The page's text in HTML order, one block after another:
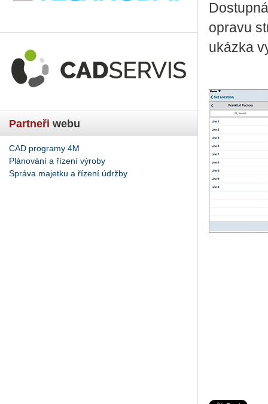
Partneři webu
CAD programy 4M
Plánování a řízení výroby
Správa majetku a řízení údržby
opravu
ukázka